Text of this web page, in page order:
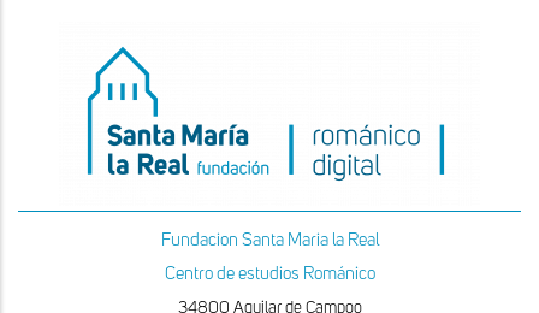
Fundacion Santa Maria la Real
Centro de estudios Románico
34800 Aguilar de Campoo